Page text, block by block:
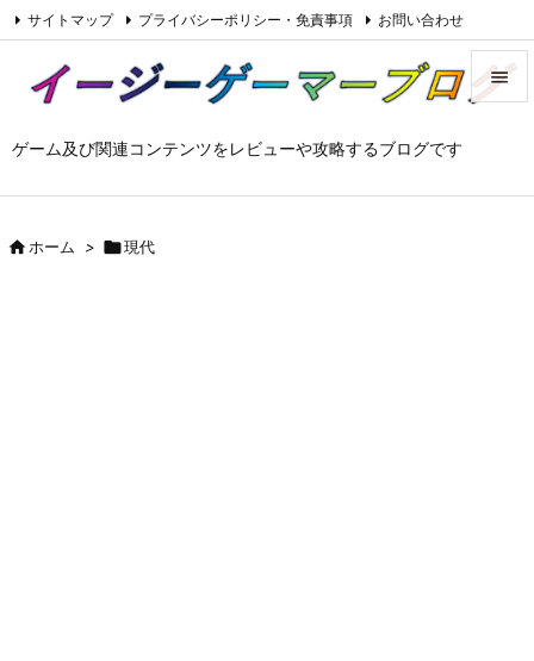
ゲーム及び関連コンテンツをレビューや攻略するブログです

サイトマップ プライバシーポリシー・免責事項 お問い合わせ
RSS
ホーム > 現代